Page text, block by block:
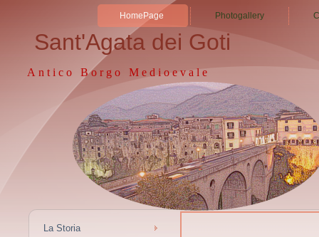
Sant'Agata dei Goti
Antico Borgo Medioevale
HomePage Photogallery
La Storia